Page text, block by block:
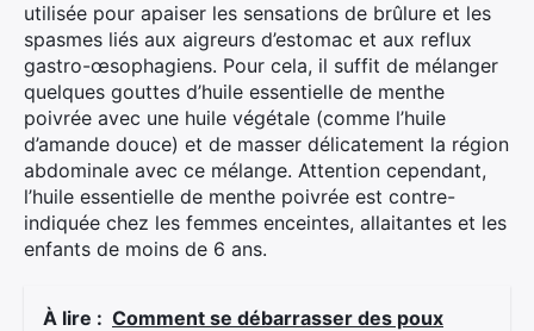
utilisée pour apaiser les sensations de brûlure et les
spasmes liés aux aigreurs d’estomac et aux reflux
gastro-œsophagiens. Pour cela, il suffit de mélanger
quelques gouttes d’huile essentielle de menthe
poivrée avec une huile végétale (comme l’huile
d’amande douce) et de masser délicatement la région
abdominale avec ce mélange. Attention cependant,
l’huile essentielle de menthe poivrée est contre-
indiquée chez les femmes enceintes, allaitantes et les
enfants de moins de 6 ans.
À lire : Comment se débarrasser des poux